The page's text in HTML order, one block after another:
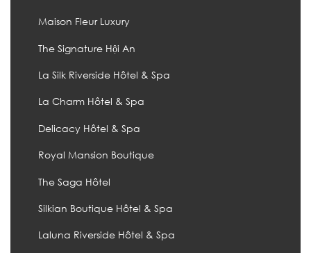
Maison Fleur Luxury
The Signature Hội An
La Silk Riverside Hôtel & Spa
La Charm Hôtel & Spa
Delicacy Hôtel & Spa
Royal Mansion Boutique
The Saga Hôtel
Silkian Boutique Hôtel & Spa
Laluna Riverside Hôtel & Spa